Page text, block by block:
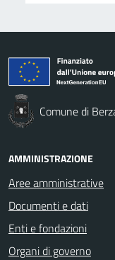
Comune di
AMMINISTRAZIONE
Aree amministrative
Documenti e dati
Enti e fondazioni
Organi di governo